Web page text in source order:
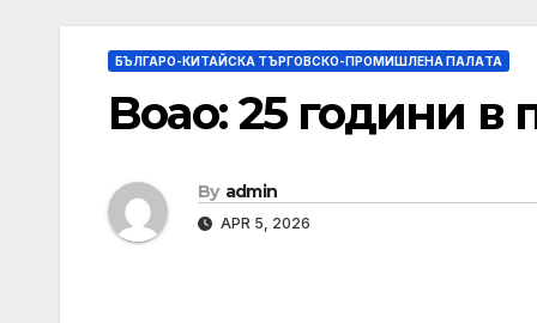
БЪЛГАРО-КИТАЙСКА ТЪРГОВСКО-ПРОМИШЛЕНА ПАЛAТА
Boao: 25 години в
By admin
APR 5, 2026